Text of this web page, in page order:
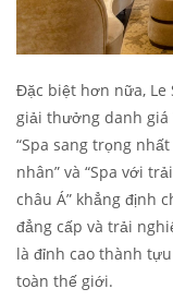
Đặc biệt hơn nữa, Le
giải thưởng danh giá
“Spa sang trọng
nhân” và “Spa với
châu Á” khẳng định
đẳng cấp và trải
là đỉnh cao thành
toàn thế giới.